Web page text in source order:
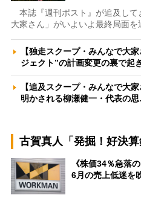
本誌『週刊ポスト』が追及して
大家さん」がいよいよ最終局面を
【独走スクープ・みんなで大
ジェクト”の計画変更の裏で起
【追及スクープ・みんなで大
明かされる柳瀬健一・代表の
古賀真人「発掘！好決算
《株価34％急落
6月の売上低迷を